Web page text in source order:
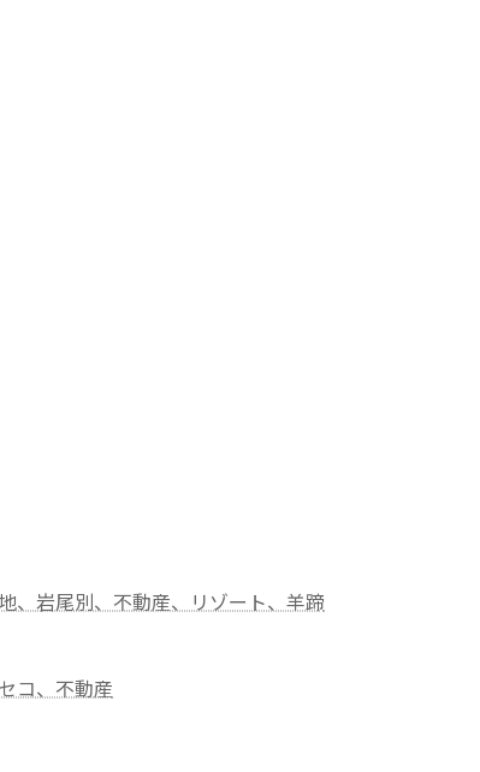
、岩尾別、不動産、リゾート、羊蹄
コ、不動産